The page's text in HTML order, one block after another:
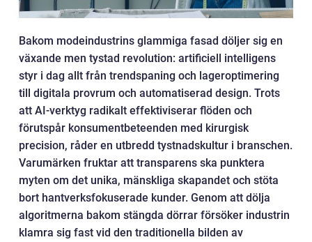
Bakom modeindustrins glammiga fasad döljer sig en
växande men tystad revolution: artificiell intelligens
styr i dag allt från trendspaning och lageroptimering
till digitala provrum och automatiserad design. Trots
att AI-verktyg radikalt effektiviserar flöden och
förutspår konsumentbeteenden med kirurgisk
precision, råder en utbredd tystnadskultur i branschen.
Varumärken fruktar att transparens ska punktera
myten om det unika, mänskliga skapandet och stöta
bort hantverksfokuserade kunder. Genom att dölja
algoritmerna bakom stängda dörrar försöker industrin
klamra sig fast vid den traditionella bilden av